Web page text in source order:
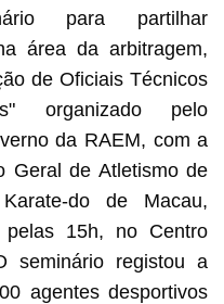
para partilhar
área da arbitragem,
de Oficiais Técnicos
organizado pelo
da RAEM, com a
Geral de Atletismo de
do de Macau,
15h, no Centro
seminário registou a
agentes desportivos